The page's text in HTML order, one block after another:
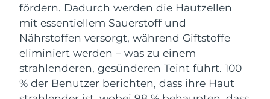
fördern. Dadurch werden die Hautzellen
mit essentiellem Sauerstoff und
Nährstoffen versorgt, während Giftstoffe
eliminiert werden – was zu einem
strahlenderen, gesünderen Teint führt. 100
% der Benutzer berichten, dass ihre Haut